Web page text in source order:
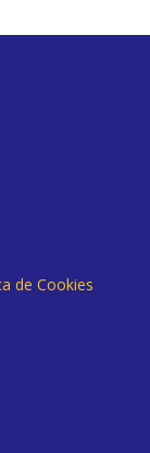
de Cookies